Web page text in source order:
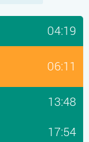
04:19
06:11
13:48
17:54